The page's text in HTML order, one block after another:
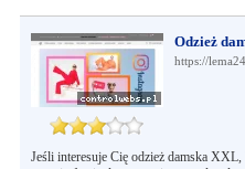
Odzież
https://
Jeśli interesuje Cię odzież damska